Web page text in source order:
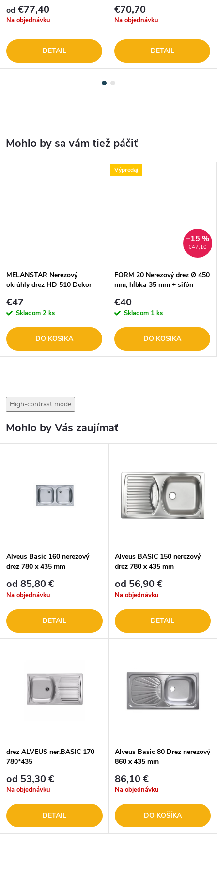
od €77,40
Na objednávku
DETAIL
€70,70
Na objednávku
DETAIL
MELANSTAR Nerezový
okrúhly drez HD 510 Dekor
€47
Skladom 2 ks
DO KOŠÍKA
Výpredaj
€47,10
–15 %
FORM 20 Nerezový drez Ø 450
mm, hĺbka 35 mm + sifón
€40
Skladom 1 ks
DO KOŠÍKA
High-contrast mode
Mohlo by Vás zaujímať
Alveus Basic 160 nerezový
drez 780 x 435 mm
od 85,80 €
Na objednávku
DETAIL
Alveus BASIC 150 nerezový
drez 780 x 435 mm
od 56,90 €
Na objednávku
DETAIL
drez ALVEUS ner.BASIC 170
780*435
od 53,30 €
Na objednávku
DETAIL
Alveus Basic 80 Drez nerezový
860 x 435 mm
86,10 €
Na objednávku
DO KOŠÍKA